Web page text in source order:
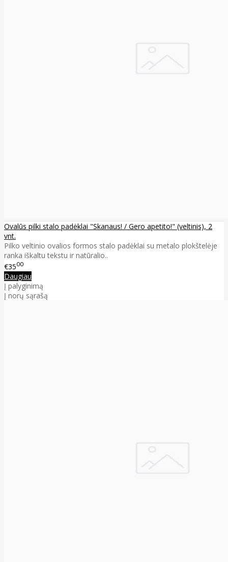
Ovalūs pilki stalo padėklai "Skanaus! / Gero apetito!" (veltinis), 2
vnt.
Pilko veltinio ovalios formos stalo padėklai su metalo plokštelėje
ranka iškaltu tekstu ir natūralio..
€3500
Daugiau
Į palyginimą
Į norų sąrašą